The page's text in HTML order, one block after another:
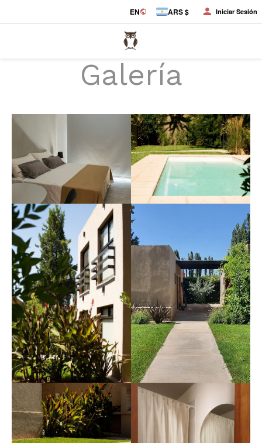
EN ARS $ Iniciar Sesión
Galería